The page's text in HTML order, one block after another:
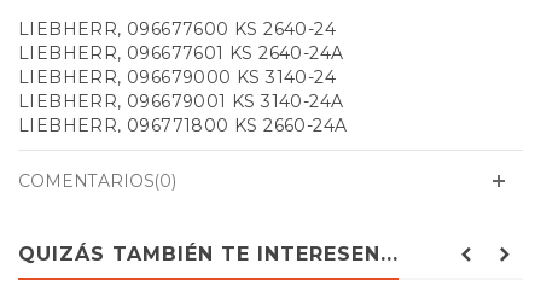
LIEBHERR, 096677600 KS 2640-24
LIEBHERR, 096677601 KS 2640-24A
LIEBHERR, 096679000 KS 3140-24
LIEBHERR, 096679001 KS 3140-24A
LIEBHERR, 096771800 KS 2660-24A
LIEBHERR, 096788000 KS 2660-24B
LIEBHERR, 096868200 KSV 3660-25
LIEBHERR, 096868201 KSV 3660-25A
LIEBHERR, 096868401 KSV 4260-25A
LIEBHERR, 096868402 KSV 4260-25B
COMENTARIOS(0)
QUIZÁS TAMBIÉN TE INTERESEN...